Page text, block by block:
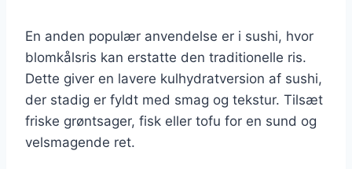
En anden populær anvendelse er i sushi, hvor
blomkålsris kan erstatte den traditionelle ris.
Dette giver en lavere kulhydratversion af sushi,
der stadig er fyldt med smag og tekstur. Tilsæt
friske grøntsager, fisk eller tofu for en sund og
velsmagende ret.